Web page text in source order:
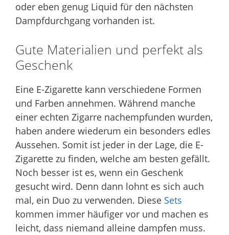
oder eben genug Liquid für den nächsten
Dampfdurchgang vorhanden ist.
Gute Materialien und perfekt als
Geschenk
Eine E-Zigarette kann verschiedene Formen
und Farben annehmen. Während manche
einer echten Zigarre nachempfunden wurden,
haben andere wiederum ein besonders edles
Aussehen. Somit ist jeder in der Lage, die E-
Zigarette zu finden, welche am besten gefällt.
Noch besser ist es, wenn ein Geschenk
gesucht wird. Denn dann lohnt es sich auch
mal, ein Duo zu verwenden. Diese Sets
kommen immer häufiger vor und machen es
leicht, dass niemand alleine dampfen muss.